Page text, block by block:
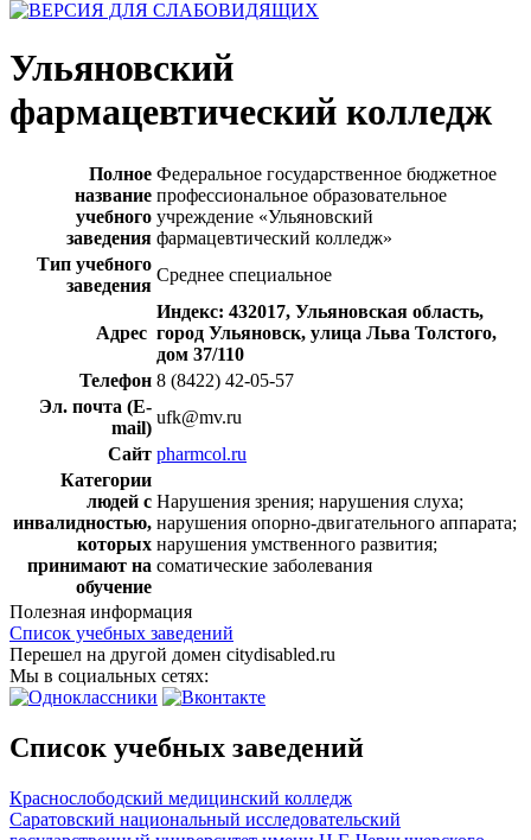
Ульяновский
фармацевтический колледж
Полное
название
учебного
заведения
Федеральное государственное бюджетное
профессиональное образовательное
учреждение «Ульяновский
фармацевтический колледж»
Тип учебного
заведения
Среднее специальное
Адрес
Индекс: 432017, Ульяновская область,
город Ульяновск, улица Льва Толстого,
дом 37/110
Телефон 8 (8422) 42-05-57
Эл. почта (E-
mail)
ufk@mv.ru
Сайт pharmcol.ru
Категории
людей с
инвалидностью,
которых
принимают на
обучение
Нарушения зрения; нарушения слуха;
нарушения опорно-двигательного аппарата;
нарушения умственного развития;
соматические заболевания
Полезная информация
Список учебных заведений
Перешел на другой домен citydisabled.ru
Мы в социальных сетях:
Список учебных заведений
Краснослободский медицинский колледж
Саратовский национальный исследовательский